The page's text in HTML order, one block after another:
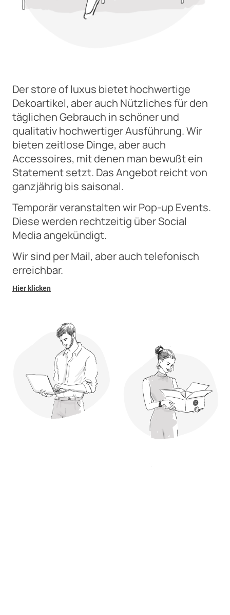
Der store of luxus bietet hochwertige
Dekoartikel, aber auch Nützliches für den
täglichen Gebrauch in schöner und
qualitativ hochwertiger Ausführung. Wir
bieten zeitlose Dinge, aber auch
Accessoires, mit denen man bewußt ein
Statement setzt. Das Angebot reicht von
ganzjährig bis saisonal.
Temporär veranstalten wir Pop-up Events.
Diese werden rechtzeitig über Social
Media angekündigt.
Wir sind per Mail, aber auch telefonisch
erreichbar.
Hier klicken